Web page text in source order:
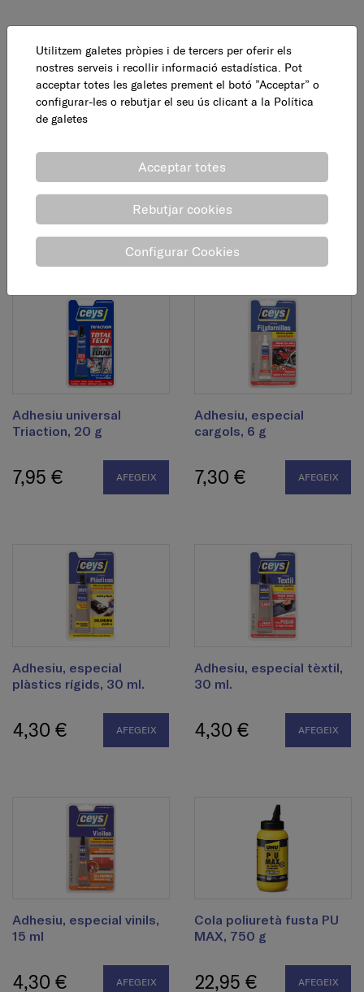
Adhesiu PVC, tub, 125 g
AFEGEIX
Adhesiu universal extra
fort, 8 g
7,95 € AFEGEIX
Adhesiu universal
Triaction, 20 g
7,95 € AFEGEIX
Adhesiu, especial
cargols, 6 g
7,30 € AFEGEIX
Adhesiu, especial
plàstics rígids, 30 ml.
4,30 € AFEGEIX
Adhesiu, especial tèxtil,
30 ml.
4,30 € AFEGEIX
Adhesiu, especial vinils,
15 ml
4,30 € AFEGEIX
Cola poliuretà fusta PU
MAX, 750 g
22,95 € AFEGEIX
Utilitzem galetes pròpies i de tercers per oferir els
nostres serveis i recollir informació estadística. Pot
acceptar totes les galetes prement el botó ”Acceptar” o
configurar-les o rebutjar el seu ús clicant a la Política
de galetes
Acceptar totes
Rebutjar cookies
Configurar Cookies